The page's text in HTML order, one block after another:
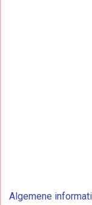
Algemene